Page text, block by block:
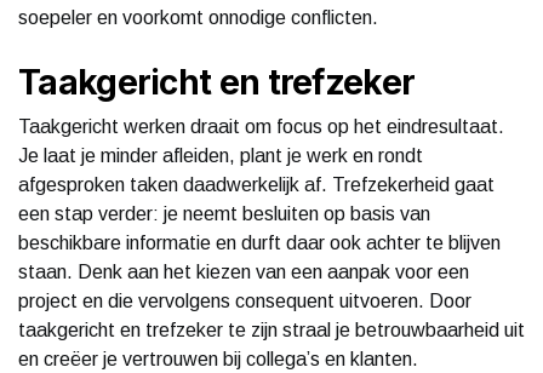
soepeler en voorkomt onnodige conflicten.
Taakgericht en trefzeker
Taakgericht werken draait om focus op het eindresultaat.
Je laat je minder afleiden, plant je werk en rondt
afgesproken taken daadwerkelijk af. Trefzekerheid gaat
een stap verder: je neemt besluiten op basis van
beschikbare informatie en durft daar ook achter te blijven
staan. Denk aan het kiezen van een aanpak voor een
project en die vervolgens consequent uitvoeren. Door
taakgericht en trefzeker te zijn straal je betrouwbaarheid uit
en creëer je vertrouwen bij collega’s en klanten.